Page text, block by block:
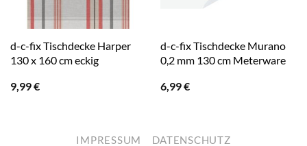
d-c-fix Tischdecke Harper
130 x 160 cm eckig
9,99€
d-c-fix Tischdecke Murano
0,2 mm 130 cm Meterware
6,99€
IMPRESSUM DATENSCHUTZ